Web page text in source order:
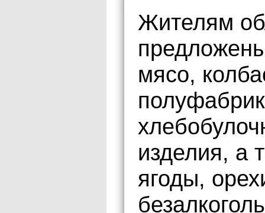
Жителям
мясо,
изделия, а
ягоды,